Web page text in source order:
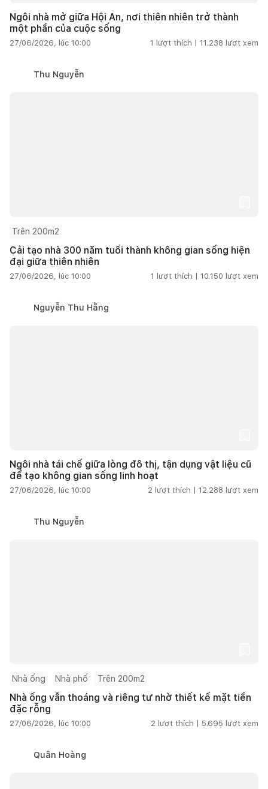
Ngôi nhà mở giữa Hội An, nơi thiên nhiên trở thành
một phần của cuộc sống
27/06/2026, lúc 10:00 1 lượt thích | 11.238 lượt xem
Thu Nguyễn
Trên 200m2
Cải tạo nhà 300 năm tuổi thành không gian sống hiện
đại giữa thiên nhiên
27/06/2026, lúc 10:00 1 lượt thích | 10.150 lượt xem
Nguyễn Thu Hằng
Ngôi nhà tái chế giữa lòng đô thị, tận dụng vật liệu cũ
để tạo không gian sống linh hoạt
27/06/2026, lúc 10:00 2 lượt thích | 12.288 lượt xem
Thu Nguyễn
Nhà ống Nhà phố Trên 200m2
Nhà ống vẫn thoáng và riêng tư nhờ thiết kế mặt tiền
đặc rỗng
27/06/2026, lúc 10:00 2 lượt thích | 5.695 lượt xem
Quân Hoàng